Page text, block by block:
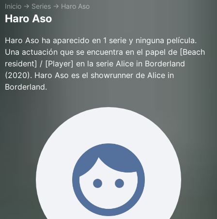
Inicio → Series → Haro Aso
Haro Aso
Haro Aso ha aparecido en 1 serie y ninguna película.
Una actuación que se encuentra en el papel de [Beach
resident] / [Player] en la serie Alice in Borderland
(2020). Haro Aso es el showrunner de Alice in
Borderland.